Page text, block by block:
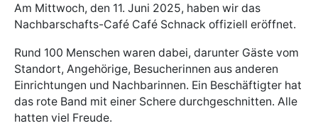
Am Mittwoch, den 11. Juni 2025, haben wir das
Nachbarschafts-Café Café Schnack offiziell eröffnet.
Rund 100 Menschen waren dabei, darunter Gäste vom
Standort, Angehörige, Besucherinnen aus anderen
Einrichtungen und Nachbarinnen. Ein Beschäftigter hat
das rote Band mit einer Schere durchgeschnitten. Alle
hatten viel Freude.